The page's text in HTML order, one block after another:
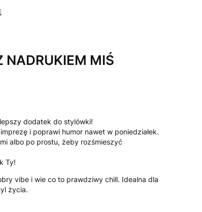
NADRUKIEM MIŚ
dodatek do stylówki!
i poprawi humor nawet w poniedziałek.
albo po prostu, żeby rozśmieszyć
Ty!
vibe i wie co to prawdziwy chill. Idealna dla
życia.